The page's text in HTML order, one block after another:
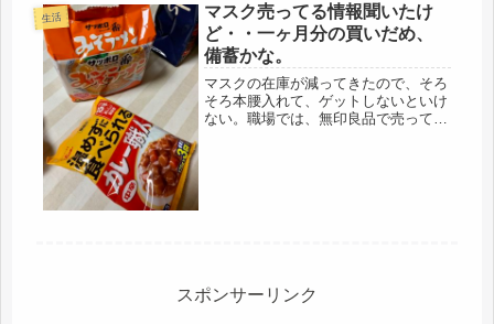
生活
マスク売ってる情報聞いたけ
ど・・一ヶ月分の買いだめ、
備蓄かな。
マスクの在庫が減ってきたので、そろ
そろ本腰入れて、ゲットしないといけ
ない。職場では、無印良品で売ってた
スポンサーリンク